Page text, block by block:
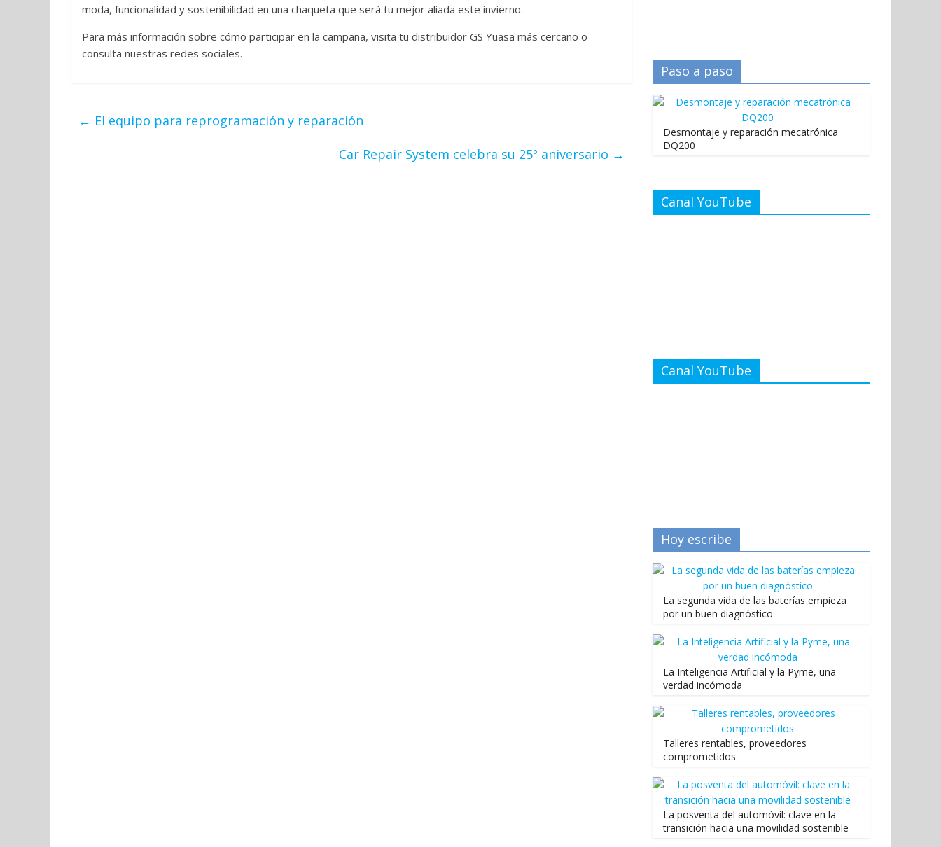
moda, funcionalidad y sostenibilidad en una chaqueta que será tu mejor aliada este invierno.
Para más información sobre cómo participar en la campaña, visita tu distribuidor GS Yuasa más cercano o
consulta nuestras redes sociales.
← El equipo para reprogramación y reparación
Car Repair System celebra su 25º aniversario →
Paso a paso
Desmontaje y reparación mecatrónica
DQ200
Canal YouTube
Canal YouTube
Hoy escribe
La segunda vida de las baterías empieza
por un buen diagnóstico
La Inteligencia Artificial y la Pyme, una
verdad incómoda
Talleres rentables, proveedores
comprometidos
La posventa del automóvil: clave en la
transición hacia una movilidad sostenible